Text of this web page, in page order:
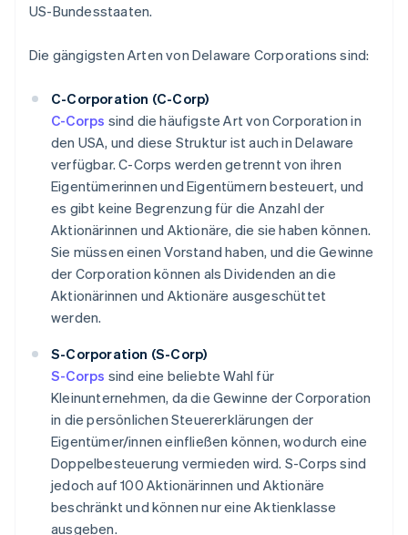
US-Bundesstaaten.
Die gängigsten Arten von Delaware Corporations sind:
C-Corporation (C-Corp)
C-Corps sind die häufigste Art von Corporation in
den USA, und diese Struktur ist auch in Delaware
verfügbar. C-Corps werden getrennt von ihren
Eigentümerinnen und Eigentümern besteuert, und
es gibt keine Begrenzung für die Anzahl der
Aktionärinnen und Aktionäre, die sie haben können.
Sie müssen einen Vorstand haben, und die Gewinne
der Corporation können als Dividenden an die
Aktionärinnen und Aktionäre ausgeschüttet
werden.
S-Corporation (S-Corp)
S-Corps sind eine beliebte Wahl für
Kleinunternehmen, da die Gewinne der Corporation
in die persönlichen Steuererklärungen der
Eigentümer/innen einfließen können, wodurch eine
Doppelbesteuerung vermieden wird. S-Corps sind
jedoch auf 100 Aktionärinnen und Aktionäre
beschränkt und können nur eine Aktienklasse
ausgeben.